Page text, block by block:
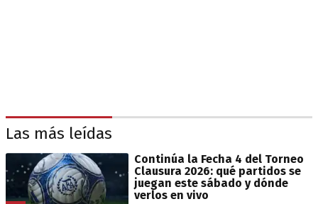
Las más leídas
Continúa la Fecha 4 del Torneo
Clausura 2026: qué partidos se
juegan este sábado y dónde
verlos en vivo